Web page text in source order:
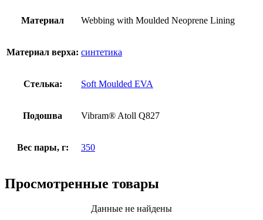
Материал Webbing with Moulded Neoprene Lining
Материал верха: синтетика
Стелька: Soft Moulded EVA
Подошва Vibram® Atoll Q827
Вес пары, г: 350
Просмотренные товары
Данные не найдены